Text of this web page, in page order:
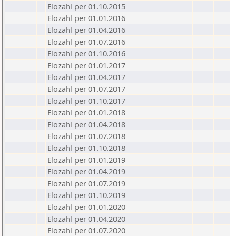
Elozahl per 01.10.2015
Elozahl per 01.01.2016
Elozahl per 01.04.2016
Elozahl per 01.07.2016
Elozahl per 01.10.2016
Elozahl per 01.01.2017
Elozahl per 01.04.2017
Elozahl per 01.07.2017
Elozahl per 01.10.2017
Elozahl per 01.01.2018
Elozahl per 01.04.2018
Elozahl per 01.07.2018
Elozahl per 01.10.2018
Elozahl per 01.01.2019
Elozahl per 01.04.2019
Elozahl per 01.07.2019
Elozahl per 01.10.2019
Elozahl per 01.01.2020
Elozahl per 01.04.2020
Elozahl per 01.07.2020